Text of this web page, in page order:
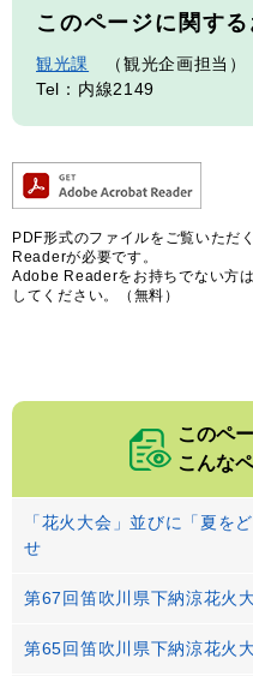
このページに関す
観光課
観光企画担当
Tel：内線2149
PDF形式のファイルをご覧いただ
Readerが必要です。
Adobe Readerをお持ちでない方
してください。（無料）
このペ
こんな
「花火大会」並びに「夏を
せ
第67回笛吹川県下納涼花火
第65回笛吹川県下納涼花火